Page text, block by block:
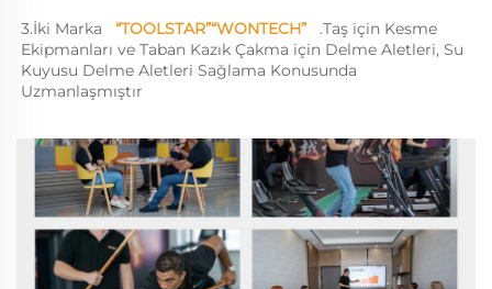
3.İki Marka “TOOLSTAR”“WONTECH” .Taş için Kesme
Ekipmanları ve Taban Kazık Çakma için Delme Aletleri, Su
Kuyusu Delme Aletleri Sağlama Konusunda
Uzmanlaşmıştır